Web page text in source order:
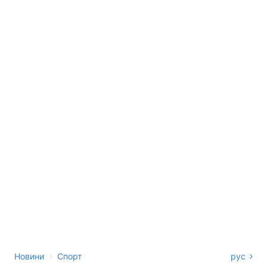
Новини › Спорт рус